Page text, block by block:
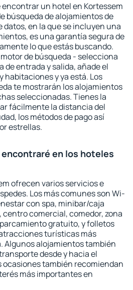
encontrar un hotel en Kortessem
búsqueda de alojamientos de
datos, en la que se incluyen una
es una garantía segura de
lo que estás buscando.
de búsqueda - selecciona
de entrada y salida, añade el
habitaciones y ya está. Los
te mostrarán los alojamientos
seleccionadas. Tienes la
fácilmente la distancia del
los métodos de pago así
estrellas.
en los hoteles
ofrecen varios servicios e
Los más comunes son Wi-
con spa, minibar/caja
comercial, comedor, zona
gratuito, y folletos
turísticas más
Algunos alojamientos también
desde y hacia el
ocasiones también recomiendan
más importantes en